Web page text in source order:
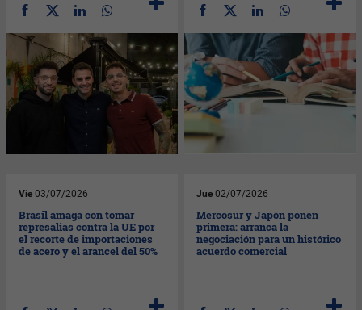
Vie 03/07/2026
Brasil amaga con tomar
represalias contra la UE por
el recorte de importaciones
de acero y el arancel del 50%
Jue 02/07/2026
Mercosur y Japón ponen
primera: arranca la
negociación para un histórico
acuerdo comercial